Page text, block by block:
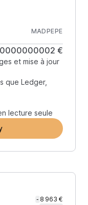
MADPEPE
€
et mise à jour
que Ledger,
lecture seule
- 8 963 €